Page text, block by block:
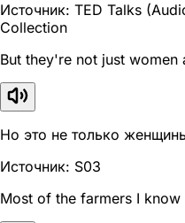
Источник: TED Talks
Collection
But they're not just women
Но это не только
Источник: S03
Most of the farmers I